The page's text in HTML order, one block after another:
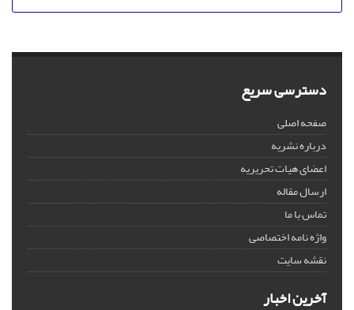
دسترسی سریع
صفحه اصلی
درباره نشریه
اعضای هیات تحریریه
ارسال مقاله
تماس با ما
واژه نامه اختصاصی
نقشه سایت
آخرین اخبار